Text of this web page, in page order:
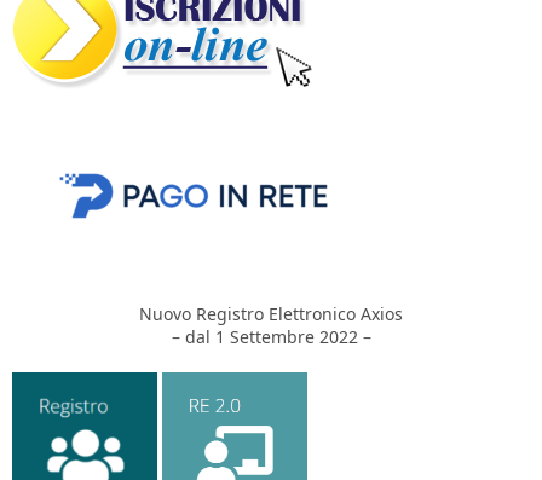
Nuovo Registro Elettronico Axios
– dal 1 Settembre 2022 –